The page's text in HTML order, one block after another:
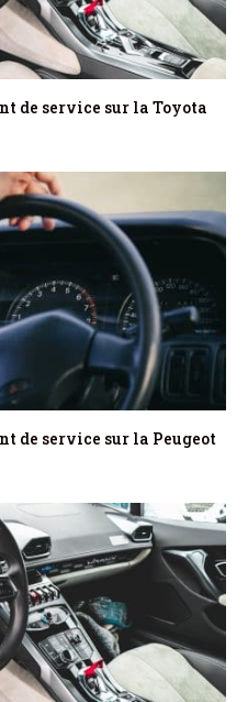
de service sur la Toyota
de service sur la Peugeot